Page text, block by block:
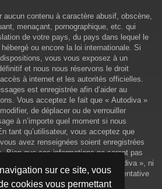
sur ce site, vous
cookies vous permettant
contenu à caractère abusif, obscène,
menaçant, pornographique, etc. qui
de votre pays, du pays dans lequel le
ou encore la loi internationale. Si
vous vous exposez à un
et nous nous réservons le droit
à internet et les autorités officielles.
est enregistrée afin d’aider au
Vous acceptez le fait que « Autodiva »
de déplacer ou de verrouiller
à n’importe quel moment si nous
tant qu’utilisateur, vous acceptez que
avez renseignées soient enregistrées
Bien que ces informations ne seront pas
sans votre consentement, ni « Autodiva », ni
comme responsables en cas de tentative
à compromettre vos données.